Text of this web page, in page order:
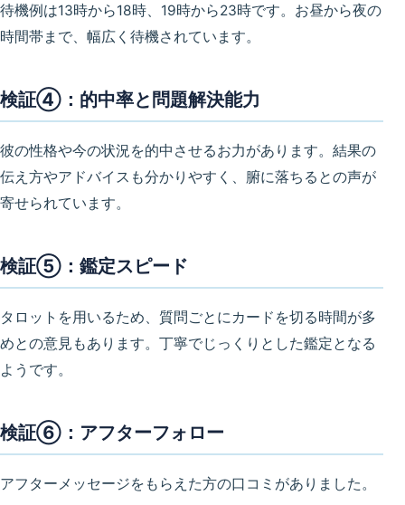
待機例は13時から18時、19時から23時です。お昼から夜の
時間帯まで、幅広く待機されています。
検証④：的中率と問題解決能力
彼の性格や今の状況を的中させるお力があります。結果の
伝え方やアドバイスも分かりやすく、腑に落ちるとの声が
寄せられています。
検証⑤：鑑定スピード
タロットを用いるため、質問ごとにカードを切る時間が多
めとの意見もあります。丁寧でじっくりとした鑑定となる
ようです。
検証⑥：アフターフォロー
アフターメッセージをもらえた方の口コミがありました。